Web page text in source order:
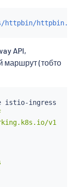
httpbin/
API,
маршрут (тобто
istio-ingress
v1